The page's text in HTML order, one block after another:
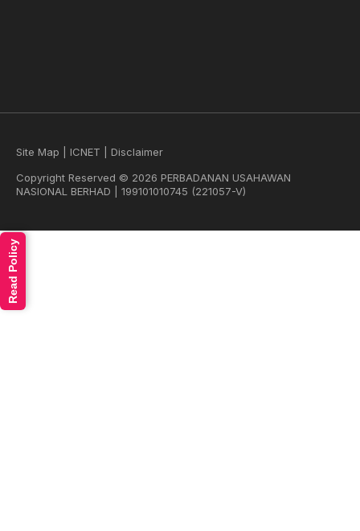
Site Map ICNET
Disclaimer
Copyright Reserved © 2026 PERBADANAN USAHAWAN
NASIONAL BERHAD | 199101010745 (221057-V)
Read Policy